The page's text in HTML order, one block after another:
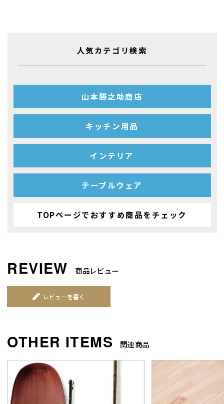
人気カテゴリ検索
山本勝之助商店
キッチン用品
インテリア
テーブルウェア
TOPページでおすすめ商品をチェック
商品レビュー
レビューを書く
関連商品